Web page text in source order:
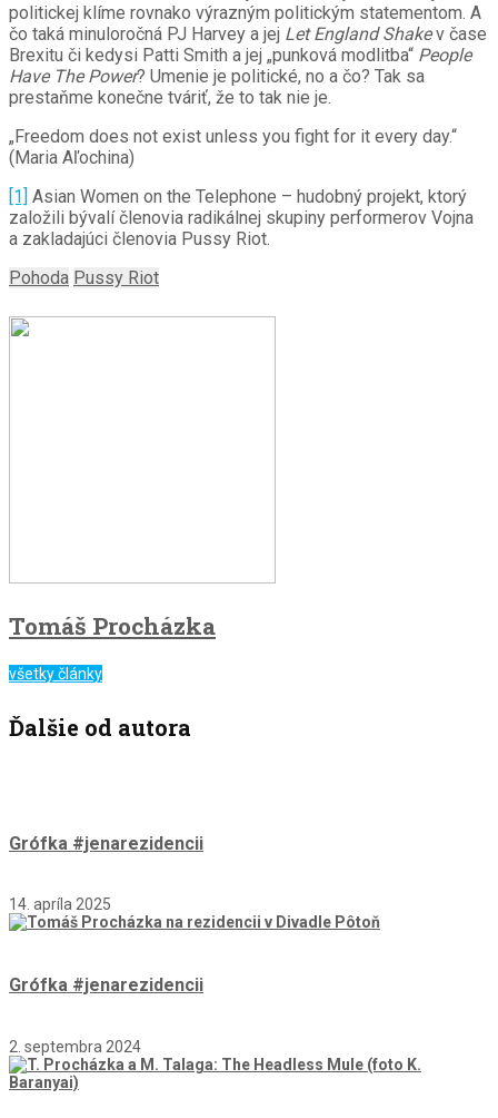
politickej klíme rovnako výrazným politickým statementom. A
čo taká minuloročná PJ Harvey a jej Let England Shakev čase
Brexitu či kedysi Patti Smith a jej „punková modlitba“ People
Have The Power? Umenie je politické, no a čo? Tak sa
prestaňme konečne tváriť, že to tak nie je.
„Freedom does not exist unless you fight for it every day.“
(Maria Aľochina)
[1] Asian Women on the Telephone – hudobný projekt, ktorý
založili bývalí členovia radikálnej skupiny performerov Vojna
a zakladajúci členovia Pussy Riot.
Pohoda Pussy Riot
Tomáš Procházka
všetky články
Ďalšie od autora
Grófka #jenarezidencii
14. apríla 2025
Grófka #jenarezidencii
2. septembra 2024